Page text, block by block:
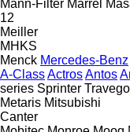
Mann-Filter Marrel
12
Meiller
MHKS
Menck Mercedes-Benz
A-ClassActrosAntos
series Sprinter Travego
Metaris Mitsubishi
Canter